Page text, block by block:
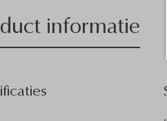
informatie